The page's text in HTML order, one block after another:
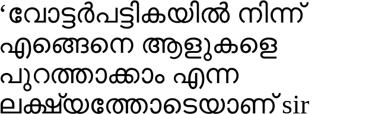
‘വോട്ടര്‍പട്ടികയില്‍ നിന്ന്
എങ്ങെനെ ആളുകളെ
പുറത്താക്കാം എന്ന
ലക്ഷ്യത്തോടെയാണ് sir